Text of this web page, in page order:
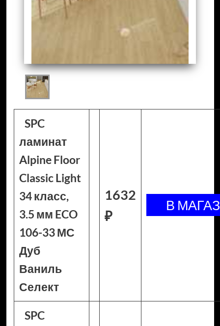
SPC
ламинат
Alpine Floor
Classic Light
34 класс,
3.5 мм ECO
106-33 МС
Дуб
Ваниль
Селект
1632
₽
SPC